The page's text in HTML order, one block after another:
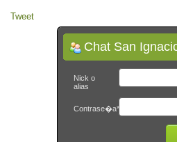
Tweet
Chat San
Nick o
alias
Contrase�a*